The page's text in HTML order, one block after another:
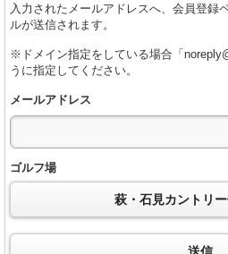
入力されたメールアドレスへ、会員登録
ルが送信されます。
※ドメイン指定をしている場合「
うに指定してください。
メールアドレス
ゴルフ場
萩・石見カントリ